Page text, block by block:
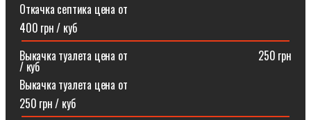
Откачка септика цена от
400 грн / куб
Выкачка туалета цена от⠀⠀⠀⠀⠀⠀⠀⠀⠀⠀⠀⠀⠀⠀⠀⠀250 грн
/ куб
Выкачка туалета цена от
250 грн / куб